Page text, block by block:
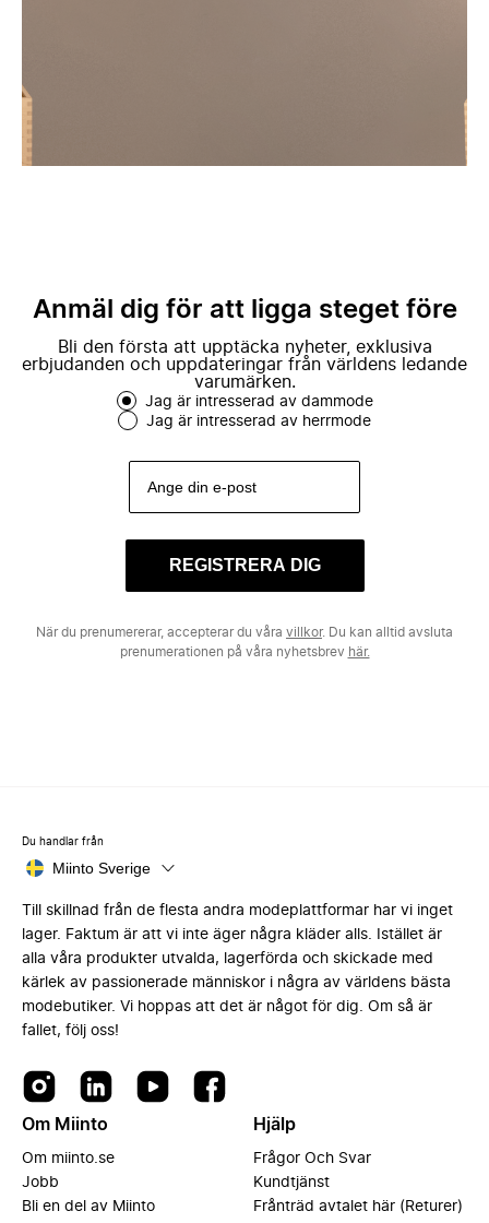
Anmäl dig för att ligga steget före
Bli den första att upptäcka nyheter, exklusiva
erbjudanden och uppdateringar från världens ledande
varumärken.
Jag är intresserad av dammode
Jag är intresserad av herrmode
REGISTRERA DIG
När du prenumererar, accepterar du våra villkor. Du kan alltid avsluta
prenumerationen på våra nyhetsbrev här.
Du handlar från
Miinto Sverige
Till skillnad från de flesta andra modeplattformar har vi inget
lager. Faktum är att vi inte äger några kläder alls. Istället är
alla våra produkter utvalda, lagerförda och skickade med
kärlek av passionerade människor i några av världens bästa
modebutiker. Vi hoppas att det är något för dig. Om så är
fallet, följ oss!
Om Miinto
Om miinto.se
Jobb
Bli en del av Miinto
Hjälp
Frågor Och Svar
Kundtjänst
Frånträd avtalet här (Returer)